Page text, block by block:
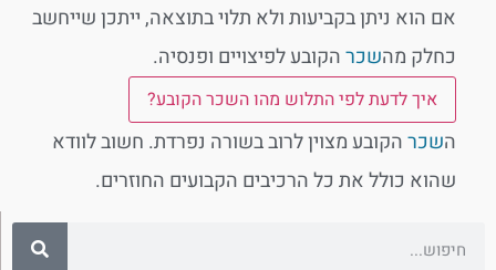
אם הוא ניתן בקביעות ולא תלוי בתוצאה, ייתכן שייחשב
כחלק מהשכרהקובע לפיצויים ופנסיה.
איך לדעת לפי התלוש מהו השכר הקובע?
השכרהקובע מצוין לרוב בשורה נפרדת. חשוב לוודא
שהוא כולל את כל הרכיבים הקבועים החוזרים.